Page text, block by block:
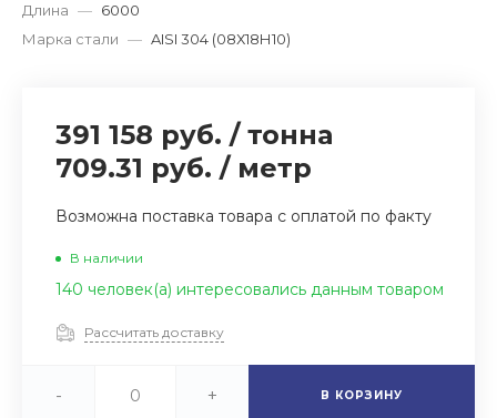
Длина — 6000
Марка стали — AISI 304 (08Х18Н10)
391 158 руб. / тонна
709.31 руб. / метр
Возможна поставка товара с оплатой по факту
В наличии
140 человек(а) интересовались данным товаром
Рассчитать доставку
- + В КОРЗИНУ